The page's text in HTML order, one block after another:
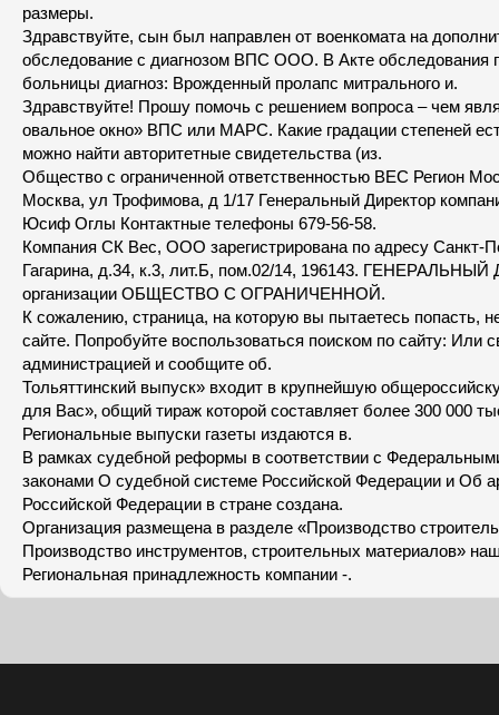
размеры.
Здравствуйте, сын был направлен от военкомата на
обследование с диагнозом ВПС ООО. В Акте обследования
больницы диагноз: Врожденный пролапс митрального и.
Здравствуйте! Прошу помочь с решением вопроса – чем
овальное окно» ВПС или МАРС. Какие градации степеней
можно найти авторитетные свидетельства (из.
Общество с ограниченной ответственностью ВЕС Регион
Москва, ул Трофимова, д 1/17 Генеральный Директор
Юсиф Оглы Контактные телефоны 679-56-58.
Компания СК Вес, ООО зарегистрирована по адресу Санкт-
Гагарина, д.34, к.3, лит.Б, пом.02/14, 196143.
организации ОБЩЕСТВО С ОГРАНИЧЕННОЙ.
К сожалению, страница, на которую вы пытаетесь попасть,
сайте. Попробуйте воспользоваться поиском по сайту: Или
администрацией и сообщите об.
Тольяттинский выпуск» входит в крупнейшую
для Вас»‚ общий тираж которой составляет более 300 000
Региональные выпуски газеты издаются в.
В рамках судебной реформы в соответствии с
законами О судебной системе Российской Федерации и Об
Российской Федерации в стране создана.
Организация размещена в разделе «Производство
Производство инструментов, строительных материалов»
Региональная принадлежность компании -.